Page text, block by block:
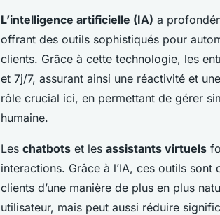
L’intelligence artificielle (IA) a
offrant des outils sophistiqués pour
clients. Grâce à cette technologie, les
et 7j/7, assurant ainsi une réactivité et
rôle crucial ici, en permettant de gérer
humaine.
Les chatbots et les assistants virtuels
interactions. Grâce à l’IA, ces outils
clients d’une manière de plus en plus
utilisateur, mais peut aussi réduire